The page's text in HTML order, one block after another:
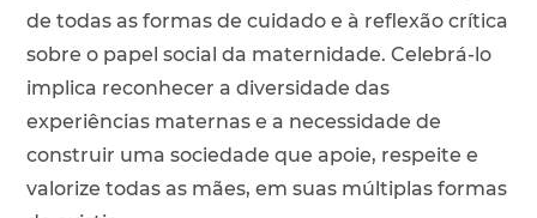
de todas as formas de cuidado e à reflexão crítica
sobre o papel social da maternidade. Celebrá-lo
implica reconhecer a diversidade das
experiências maternas e a necessidade de
construir uma sociedade que apoie, respeite e
valorize todas as mães, em suas múltiplas formas